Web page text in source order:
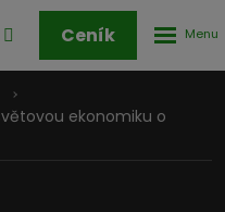
Přihlášení
zóny
Ceník
ekonomiku o